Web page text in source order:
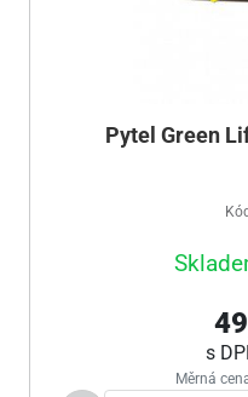
Pytel Green
s
Měrná